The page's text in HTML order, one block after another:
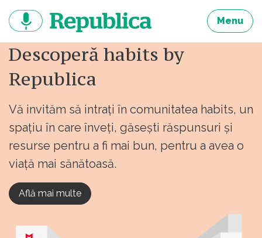
continut
Menu
Descoperă habits by
Republica
Vă invităm să intrați în comunitatea habits, un
spațiu în care înveți, găsești răspunsuri și
resurse pentru a fi mai bun, pentru a avea o
viață mai sănătoasă.
Află mai multe